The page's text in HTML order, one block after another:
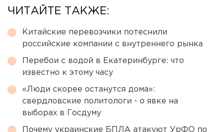
ЧИТАЙТЕ ТАКЖЕ:
Китайские перевозчики потеснили
российские компании с внутреннего рынка
Перебои с водой в Екатеринбурге: что
известно к этому часу
«Люди скорее останутся дома»:
свердловские политологи - о явке на
выборах в Госдуму
Почему украинские БПЛА атакуют УрФО по